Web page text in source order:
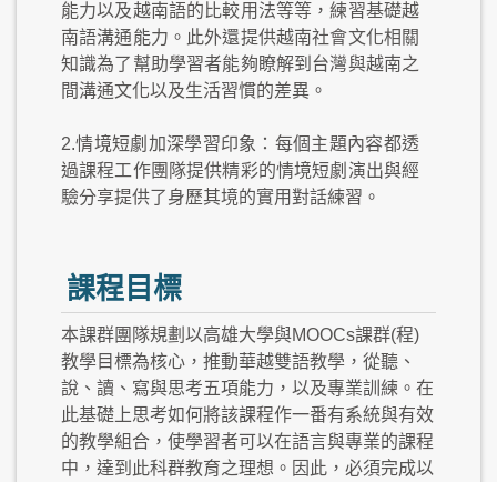
能力以及越南語的比較用法等等，練習基礎越
南語溝通能力。此外還提供越南社會文化相關
知識為了幫助學習者能夠瞭解到台灣與越南之
間溝通文化以及生活習慣的差異。
2.情境短劇加深學習印象：每個主題內容都透
過課程工作團隊提供精彩的情境短劇演出與經
驗分享提供了身歷其境的實用對話練習。
課程目標
本課群團隊規劃以高雄大學與MOOCs課群(程)
教學目標為核心，推動華越雙語教學，從聽、
說、讀、寫與思考五項能力，以及專業訓練。在
此基礎上思考如何將該課程作一番有系統與有效
的教學組合，使學習者可以在語言與專業的課程
中，達到此科群教育之理想。因此，必須完成以